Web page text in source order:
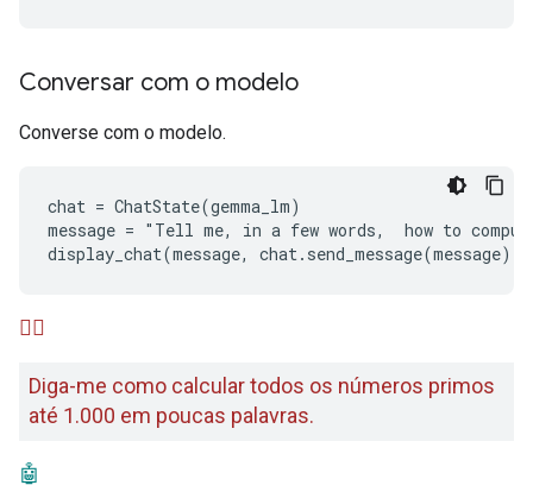
Conversar com o modelo
Converse com o modelo.
chat = ChatState(gemma_lm)
message = "Tell me, in a few words,  how to
🙋‍♂️
Diga-me como calcular todos os números primos
até 1.000 em poucas palavras.
🤖